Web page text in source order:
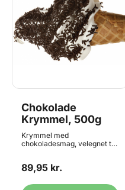
Chokolade
Krymmel, 500g
Krymmel med
chokoladesmag, velegnet til
kvalitet som du kender fra
- indeholder 500g
89,95 kr.